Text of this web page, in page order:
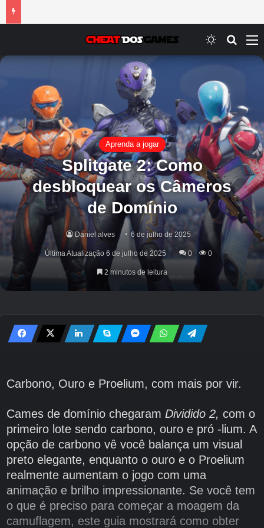
Switch skin
Aprenda a jogar
Splitgate 2: Como
desbloquear os Câmeros
de Domínio
Daniel alves 6 de julho de 2025
Última Atualização 6 de julho de 2025 0 0
2 minutos de leitura
Carbono, Ouro e Proelium, com mais por vir.
Cames de domínio chegaram Dividido 2, com o
primeiro lote sendo carbono, ouro e pró -lium. A
opção de carbono vê você balança um visual
preto elegante, enquanto o ouro e o Proelium
realmente aumentam o jogo com uma
animação e brilho impressionante. Se você tem
o que é preciso para começar a moagem da
camuflagem, este guia mostrará como obter